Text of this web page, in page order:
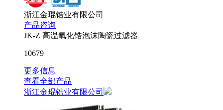
浙江金琨锆业有限公司
产品咨询
JK-Z 高温氧化锆泡沫陶瓷过滤器
10679
更多信息
查看全部产品
浙江金琨锆业有限公司